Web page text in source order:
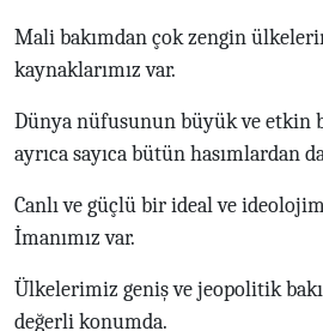
Mali bakımdan çok zengin
kaynaklarımız var.
Dünya nüfusunun büyük ve etkin
ayrıca sayıca bütün hasımlardan
Canlı ve güçlü bir ideal ve
İmanımız var.
Ülkelerimiz geniş ve jeopolitik
değerli konumda.